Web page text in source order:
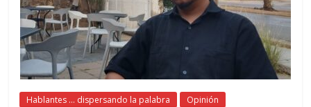
Hablantes ... dispersando la palabra Opinión